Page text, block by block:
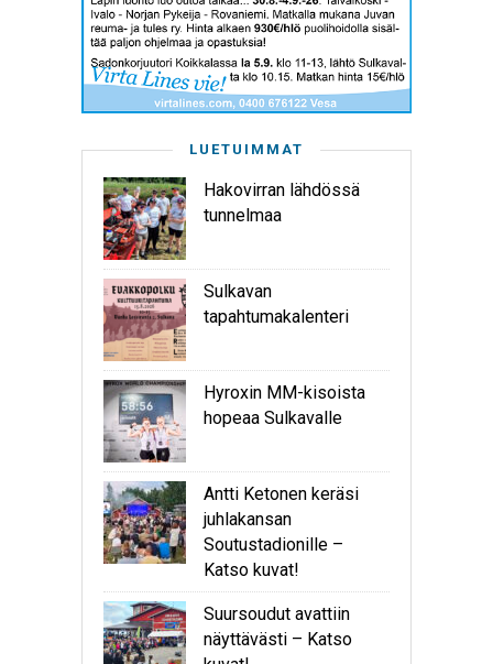
LUETUIMMAT
Hakovirran lähdössä
tunnelmaa
Sulkavan
tapahtumakalenteri
Hyroxin MM-kisoista
hopeaa Sulkavalle
Antti Ketonen keräsi
juhlakansan
Soutustadionille –
Katso kuvat!
Suursoudut avattiin
näyttävästi – Katso